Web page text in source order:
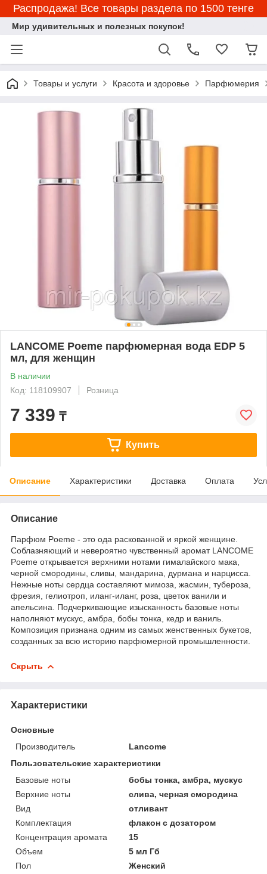
Распродажа! Все товары раздела по 1500 тенге
Мир удивительных и полезных покупок!
Товары и услуги Красота и здоровье Парфюмерия
LANCOME Poeme парфюмерная вода EDP 5
мл, для женщин
В наличии
Код: 118109907
Розница
7 339 ₸
Купить
Описание Характеристики Доставка Оплата
Описание
Парфюм Poeme - это ода раскованной и яркой женщине.
Соблазняющий и невероятно чувственный аромат LANCOME
Poeme открывается верхними нотами гималайского мака,
черной смородины, сливы, мандарина, дурмана и нарцисса.
Нежные ноты сердца составляют мимоза, жасмин, тубероза,
фрезия, гелиотроп, иланг-иланг, роза, цветок ванили и
апельсина. Подчеркивающие изысканность базовые ноты
наполняют мускус, амбра, бобы тонка, кедр и ваниль.
Композиция признана одним из самых женственных букетов,
созданных за всю историю парфюмерной промышленности.
Скрыть
Характеристики
Основные
Производитель
Lancome
Пользовательские характеристики
Базовые ноты
бобы тонка, амбра, мускус
Верхние ноты
слива, черная смородина
Вид
отливант
Комплектация
флакон с дозатором
Концентрация аромата
15
Объем
5 мл Гб
Пол
Женский